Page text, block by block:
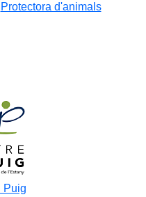
Protectora d'animals
Puig